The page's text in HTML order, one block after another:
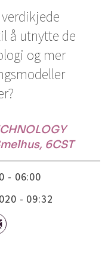
å utnytte de
og mer
6CST
- 06:00
- 09:32